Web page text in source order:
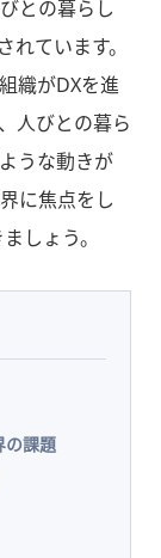
との暮らし
れています。
織がDXを進
人びとの暮ら
うな動きが
に焦点をし
しょう。
の課題